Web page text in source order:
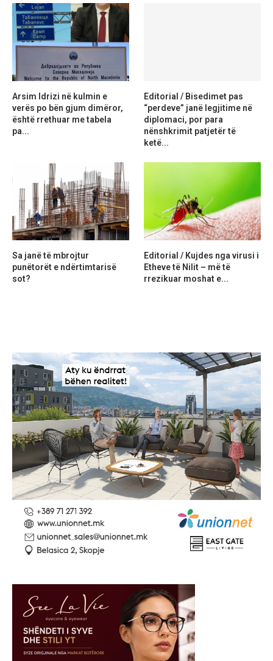
Arsim Idrizi në kulmin e
verës po bën gjum dimëror,
është rrethuar me tabela
pa...
Editorial / Bisedimet pas
“perdeve” janë legjitime në
diplomaci, por para
nënshkrimit patjetër të
ketë...
Sa janë të mbrojtur
punëtorët e ndërtimtarisë
sot?
Editorial / Kujdes nga virusi i
Etheve të Nilit – më të
rrezikuar moshat e...